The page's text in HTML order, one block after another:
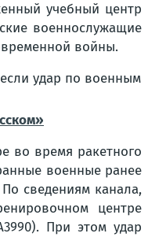
учебный центр
военнослужащие
войны.
во время ракетного
военные ранее
сведениям канала,
центре
При этом удар